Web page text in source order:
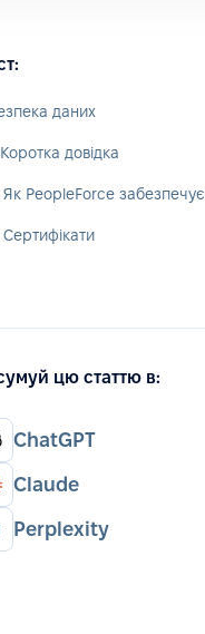
даних
довідка
Сертифікати
цю статтю в:
ChatGPT
Claude
Perplexity